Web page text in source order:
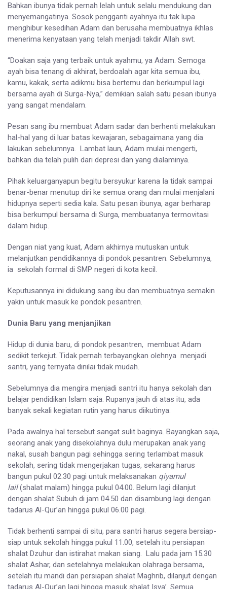
Bahkan ibunya tidak pernah lelah untuk selalu mendukung dan
menyemangatinya. Sosok pengganti ayahnya itu tak lupa
menghibur kesedihan Adam dan berusaha membuatnya ikhlas
menerima kenyataan yang telah menjadi takdir Allah swt.
“Doakan saja yang terbaik untuk ayahmu, ya Adam. Semoga
ayah bisa tenang di akhirat, berdoalah agar kita semua ibu,
kamu, kakak, serta adikmu bisa bertemu dan berkumpul lagi
bersama ayah di Surga-Nya,” demikian salah satu pesan ibunya
yang sangat mendalam.
Pesan sang ibu membuat Adam sadar dan berhenti melakukan
hal-hal yang di luar batas kewajaran, sebagaimana yang dia
lakukan sebelumnya. Lambat laun, Adam mulai mengerti,
bahkan dia telah pulih dari depresi dan yang dialaminya.
Pihak keluarganyapun begitu bersyukur karena Ia tidak sampai
benar-benar menutup diri ke semua orang dan mulai menjalani
hidupnya seperti sedia kala. Satu pesan ibunya, agar berharap
bisa berkumpul bersama di Surga, membuatanya termovitasi
dalam hidup.
Dengan niat yang kuat, Adam akhirnya mutuskan untuk
melanjutkan pendidikannya di pondok pesantren. Sebelumnya,
ia sekolah formal di SMP negeri di kota kecil.
Keputusannya ini didukung sang ibu dan membuatnya semakin
yakin untuk masuk ke pondok pesantren.
Dunia Baru yang menjanjikan
Hidup di dunia baru, di pondok pesantren, membuat Adam
sedikit terkejut. Tidak pernah terbayangkan olehnya menjadi
santri, yang ternyata dinilai tidak mudah.
Sebelumnya dia mengira menjadi santri itu hanya sekolah dan
belajar pendidikan Islam saja. Rupanya jauh di atas itu, ada
banyak sekali kegiatan rutin yang harus diikutinya.
Pada awalnya hal tersebut sangat sulit baginya. Bayangkan saja,
seorang anak yang disekolahnya dulu merupakan anak yang
nakal, susah bangun pagi sehingga sering terlambat masuk
sekolah, sering tidak mengerjakan tugas, sekarang harus
bangun pukul 02.30 pagi untuk melaksanakan qiyamul
lail(shalat malam) hingga pukul 04.00. Belum lagi dilanjut
dengan shalat Subuh di jam 04.50 dan disambung lagi dengan
tadarus Al-Qur’an hingga pukul 06.00 pagi.
Tidak berhenti sampai di situ, para santri harus segera bersiap-
siap untuk sekolah hingga pukul 11.00, setelah itu persiapan
shalat Dzuhur dan istirahat makan siang. Lalu pada jam 15.30
shalat Ashar, dan setelahnya melakukan olahraga bersama,
setelah itu mandi dan persiapan shalat Maghrib, dilanjut dengan
tadarus Al-Qur’an lagi hingga masuk shalat Isya’. Semua